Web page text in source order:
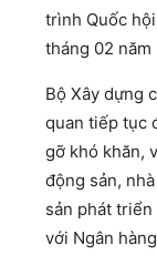
trình Quốc
tháng 02 năm
Bộ Xây dựng
quan tiếp tục
gỡ khó khăn,
động sản,
sản phát
với Ngân